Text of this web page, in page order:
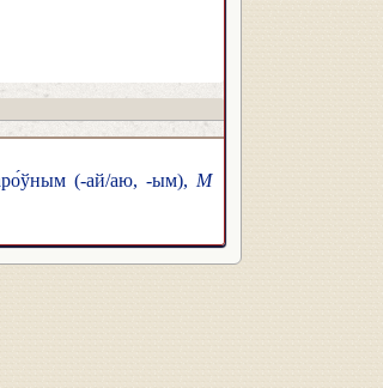
(-ай/аю, -ым), М